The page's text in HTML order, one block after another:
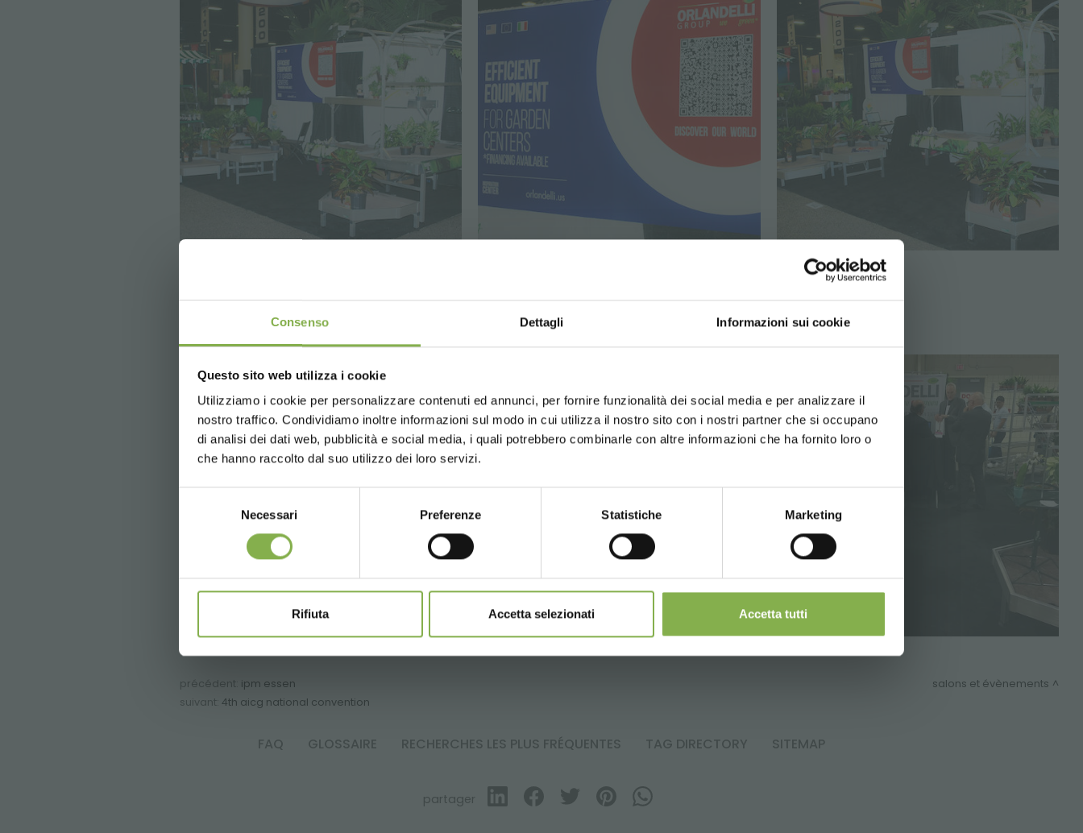
Consenso Dettagli Informazioni sui cookie
Questo sito web utilizza i cookie
Utilizziamo i cookie per personalizzare contenuti ed annunci, per fornire funzionalità dei social media e per analizzare il
nostro traffico. Condividiamo inoltre informazioni sul modo in cui utilizza il nostro sito con i nostri partner che si occupano
di analisi dei dati web, pubblicità e social media, i quali potrebbero combinarle con altre informazioni che ha fornito loro o
che hanno raccolto dal suo utilizzo dei loro servizi.
Necessari Preferenze Statistiche Marketing
Rifiuta Accetta selezionati Accetta tutti
précédent: ipm essen
suivant: 4th aicg national convention
salons et évènements
FAQ GLOSSAIRE RECHERCHES LES PLUS FRÉQUENTES TAG DIRECTORY SITEMAP
partager
UNITED STATES ENGLISH
CONTINUE